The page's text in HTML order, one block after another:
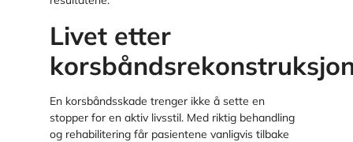
Livet etter
En korsbåndsskade trenger ikke å sette en
stopper for en aktiv livsstil. Med riktig behandling
og rehabilitering får pasientene vanligvis tilbake